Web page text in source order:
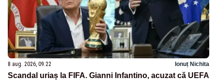
8 aug. 2026, 09:22 Ionuț Nichita
Scandal uriaș la FIFA. Gianni Infantino, acuzat că UEFA